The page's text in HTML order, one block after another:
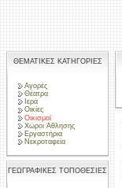
ΘΕΜΑΤΙΚΕΣ ΚΑΤΗΓΟΡΙΕΣ
Αγορές
Θέατρα
Ιερά
Οικίες
Οικισμοί
Χώροι Άθλησης
Εργαστήρια
Νεκροταφεία
ΓΕΩΓΡΑΦΙΚΕΣ ΤΟΠΟΘΕΣΙΕΣ